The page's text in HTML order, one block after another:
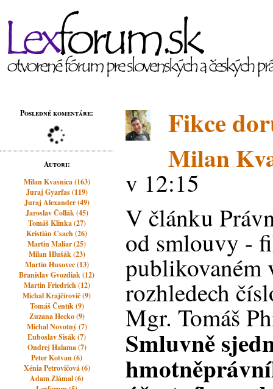
Posledné komentáre:
Autori:
Milan Kvasnica (163)
Juraj Gyarfas (119)
Juraj Alexander (49)
Jaroslav Čollák (45)
Tomáš Klinka (27)
Kristián Csach (26)
Martin Maliar (25)
Milan Hlušák (23)
Martin Husovec (13)
Branislav Gvozdiak (12)
Martin Friedrich (12)
Michal Krajčírovič (9)
Tomáš Čentík (9)
Zuzana Hecko (9)
Michal Novotný (7)
Ľuboslav Sisák (7)
Ondrej Halama (7)
Peter Kotvan (6)
Xénia Petrovičová (6)
Adam Zlámal (6)
Fikce
Milan
v 12:15
V článku
od smlouvy -
publikovaném
rozhledech
Mgr. Tomáš
Smluvně